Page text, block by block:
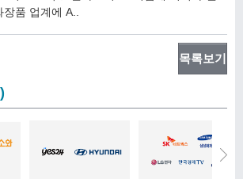
장품 업계에 A..
목록보기